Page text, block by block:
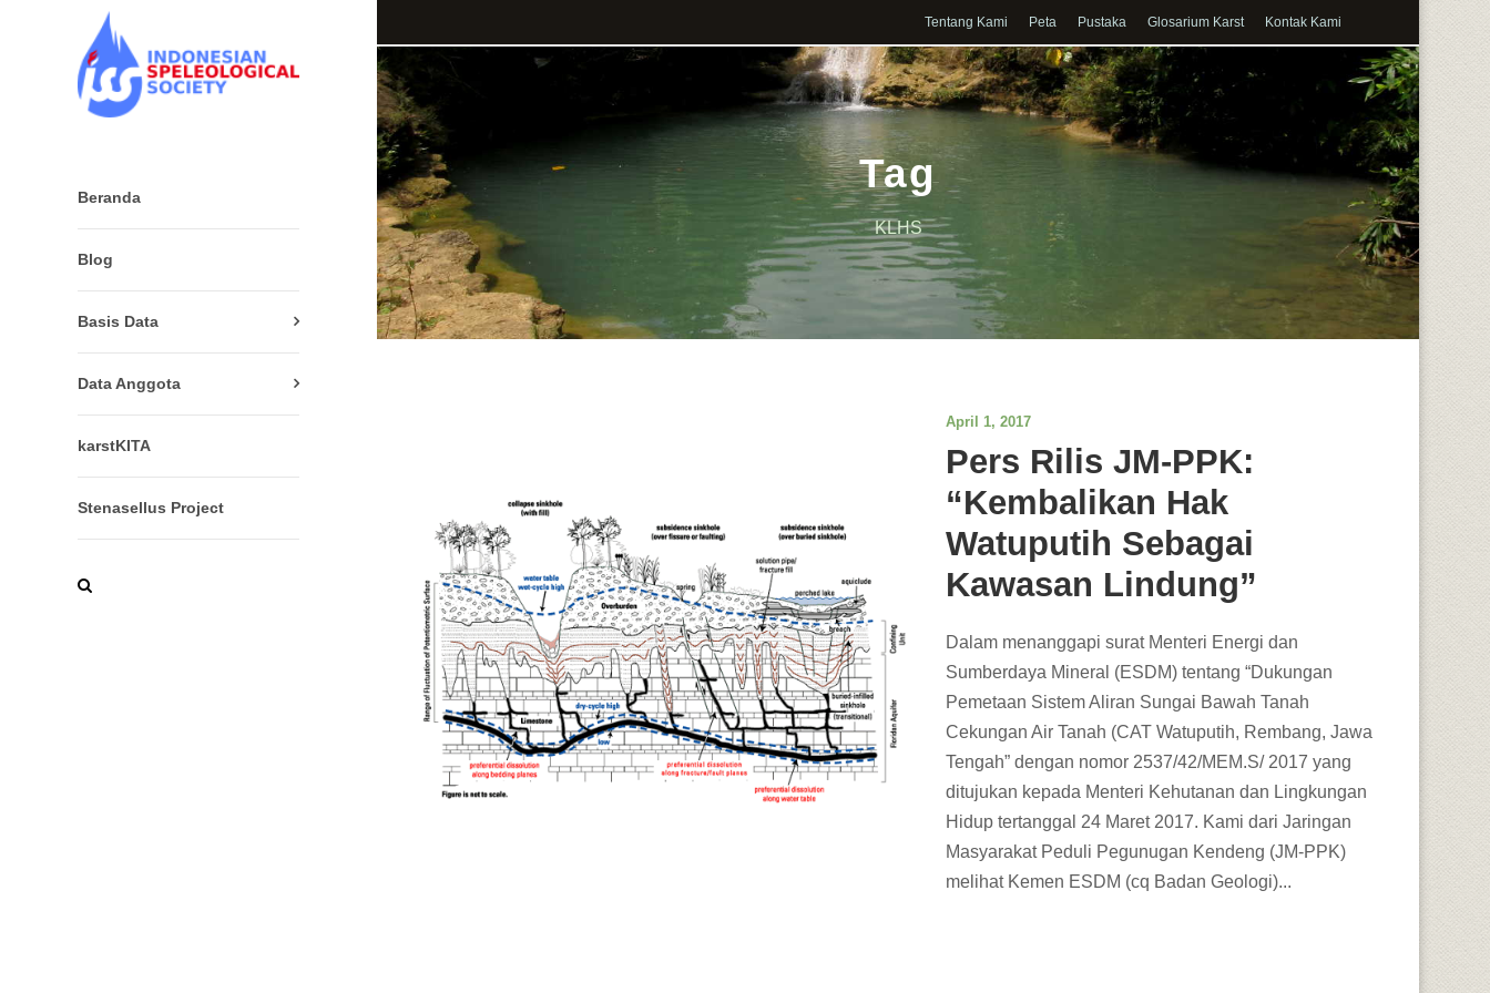
Beranda
Blog
Basis Data
Data Anggota
karstKITA
Stenasellus Project
Tentang Kami Peta Pustaka Glosarium Karst Kontak Kami
Tag
KLHS
April 1, 2017
Pers Rilis JM-PPK:
“Kembalikan Hak
Watuputih Sebagai
Kawasan Lindung”
Dalam menanggapi surat Menteri Energi dan
Sumberdaya Mineral (ESDM) tentang “Dukungan
Pemetaan Sistem Aliran Sungai Bawah Tanah
Cekungan Air Tanah (CAT Watuputih, Rembang, Jawa
Tengah” dengan nomor 2537/42/MEM.S/ 2017 yang
ditujukan kepada Menteri Kehutanan dan Lingkungan
Hidup tertanggal 24 Maret 2017. Kami dari Jaringan
Masyarakat Peduli Pegunugan Kendeng (JM-PPK)
melihat Kemen ESDM (cq Badan Geologi)...